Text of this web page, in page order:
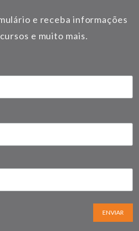
e receba informações
e muito mais.
ENVIAR